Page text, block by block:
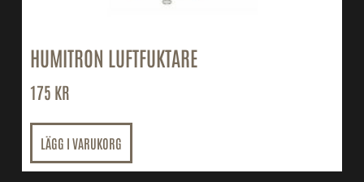
HUMITRON LUFTFUKTARE
175 KR
LÄGG I VARUKORG